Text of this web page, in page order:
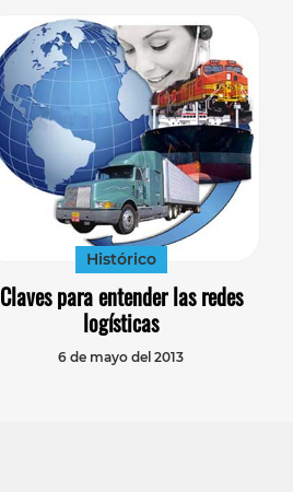
Histórico
Claves para entender las redes
logísticas
6 de mayo del 2013